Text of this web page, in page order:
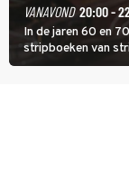
VANAVOND 20:00 -
In de jaren 60 en
stripboeken van
meer tot leven in